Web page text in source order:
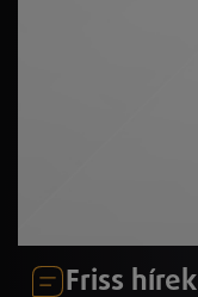
Friss hírek